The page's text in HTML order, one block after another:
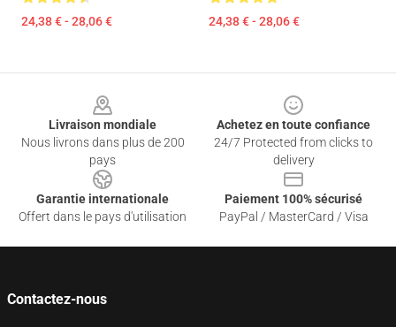
24,38 € - 28,06 € 24,38 € - 28,06 €
Livraison mondiale
Nous livrons dans plus de 200
pays
Achetez en toute confiance
24/7 Protected from clicks to
delivery
Garantie internationale
Offert dans le pays d'utilisation
Paiement 100% sécurisé
PayPal / MasterCard / Visa
Contactez-nous